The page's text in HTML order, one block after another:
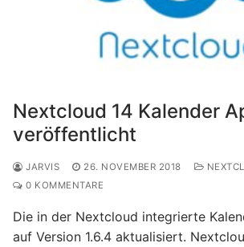
Nextcloud 14 Kalender
veröffentlicht
JARVIS 26. NOVEMBER 2018
0 KOMMENTARE
Die in der Nextcloud integrierte
auf Version 1.6.4 aktualisiert.